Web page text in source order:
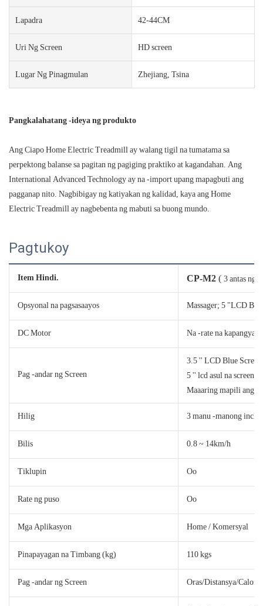
Lapadra 42-44CM
Uri Ng Screen HD screen
Lugar Ng Pinagmulan Zhejiang, Tsina
Pangkalahatang -ideya ng produkto
Ang Ciapo Home Electric Treadmill ay walang tigil na tumatama sa
perpektong balanse sa pagitan ng pagiging praktiko at kagandahan. Ang
International Advanced Technology ay na -import upang mapagbuti ang
pagganap nito. Nagbibigay ng katiyakan ng kalidad, kaya ang Home
Electric Treadmill ay nagbebenta ng mabuti sa buong mundo.
Pagtukoy
Item Hindi. CP-M2 ( 3 antas ng
Opsyonal na pagsasaayos Massager; 5 "LCD
DC Motor Na -rate na
Pag -andar ng Screen
3.5 '' LCD Blue
5 '' lcd asul na screen o
Maaaring mapili ang
Hilig 3 manu -manong
Bilis 0.8 ~ 14km/h
Tiklupin Oo
Rate ng puso Oo
Mga Aplikasyon Home / Komersyal
Pinapayagan na Timbang (kg) 110 kgs
Pag -andar ng Screen Oras/Distansya/